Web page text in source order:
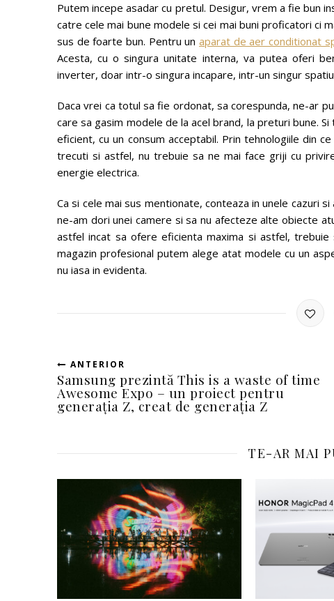
Putem incepe asadar cu pretul. Desigur, vrem a fie bun
catre cele mai bune modele si cei mai buni proficatori ci
sus de foarte bun. Pentru un aparat de aer conditionat
Acesta, cu o singura unitate interna, va putea oferi
inverter, doar intr-o singura incapare, intr-un singur
Daca vrei ca totul sa fie ordonat, sa corespunda, ne-ar
care sa gasim modele de la acel brand, la preturi bune.
eficient, cu un consum acceptabil. Prin tehnologiile din
trecuti si astfel, nu trebuie sa ne mai face griji cu
energie electrica.
Ca si cele mai sus mentionate, conteaza in unele cazuri
ne-am dori unei camere si sa nu afecteze alte obiecte
astfel incat sa ofere eficienta maxima si astfel,
magazin profesional putem alege atat modele cu un
nu iasa in evidenta.
ANTERIOR
Samsung prezintă This is a waste of time
Awesome Expo – un proiect pentru
generația Z, creat de generația Z
TE-AR MAI